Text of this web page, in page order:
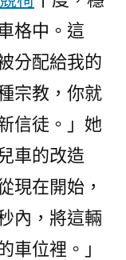
格中。這
分配給我的
宗教，你就
信徒。」她
車的改造
現在開始，
內，將這輛
車位裡。」